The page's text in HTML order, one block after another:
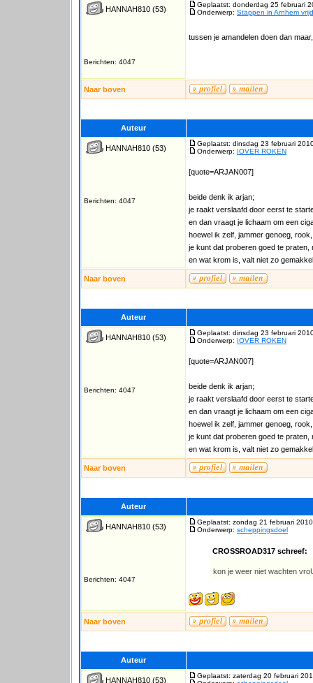
HANNAH810 (53)
Berichten: 4047
Geplaatst: donderdag 25 februari
Onderwerp: Stappen in Arnhem
tussen je amandelen doen dan
Naar boven
Auteur
HANNAH810 (53)
Berichten: 4047
Geplaatst: dinsdag 23 februari
Onderwerp: IOVER ROKEN
[quote=ARJAN007]
beide denk ik arjan;
je raakt verslaafd door eerst te
en dan vraagt je lichaam om een
hoewel ik zelf, jammer genoeg,
je kunt dat proberen goed te praten,
en wat krom is, valt niet zo
Naar boven
Auteur
HANNAH810 (53)
Berichten: 4047
Geplaatst: dinsdag 23 februari
Onderwerp: IOVER ROKEN
[quote=ARJAN007]
beide denk ik arjan;
je raakt verslaafd door eerst te
en dan vraagt je lichaam om een
hoewel ik zelf, jammer genoeg,
je kunt dat proberen goed te praten,
en wat krom is, valt niet zo
Naar boven
Auteur
HANNAH810 (53)
Berichten: 4047
Geplaatst: zondag 21 februari
Onderwerp: scheppingsdoel
CROSSROAD317 schreef:
kon je weer niet wachten
Naar boven
Auteur
HANNAH810 (53)
Geplaatst: zaterdag 20 februari